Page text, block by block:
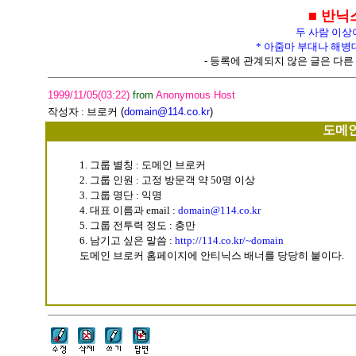
■ 반닉
두 사람 이상
* 아줌마 부대나 해병
- 등록에 관계되지 않은 글은 다
1999/11/05(03:22)from Anonymous Host
작성자 : 브로커 (domain@114.co.kr)
도메
1. 그룹 별칭 : 도메인 브로커
2. 그룹 인원 : 고정 방문객 약 50명 이상
3. 그룹 명단 : 익명
4. 대표 이름과 email : domain@114.co.kr
5. 그룹 전투력 정도 : 충만
6. 남기고 싶은 말씀 : http://114.co.kr/~domain
도메인 브로커 홈페이지에 안티닉스 배너를 당당히 붙이다.